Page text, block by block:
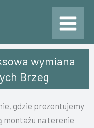
wymiana
Brzeg
gdzie prezentujemy
montażu na terenie